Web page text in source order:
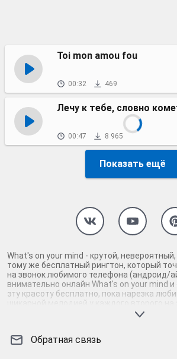
Toi mon amou fou
00:32 469
Лечу к тебе, словно
00:47 8 965
Показать ещё
What's on your mind - крутой,
тому же бесплатный рингтон, который
на звонок любимого телефона (андроид/
внимательно онлайн What's on your mind
эту красоту бесплатно, пока нарезка
шикарной мелодией у каждого второго на
первым, кто скачает бесплатно сей
mp3 песни на звонок телефона, ну, или
Обратная связь